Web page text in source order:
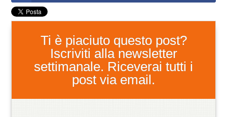
Ti è piaciuto questo post?
Iscriviti alla newsletter
settimanale. Riceverai tutti i
post via email.